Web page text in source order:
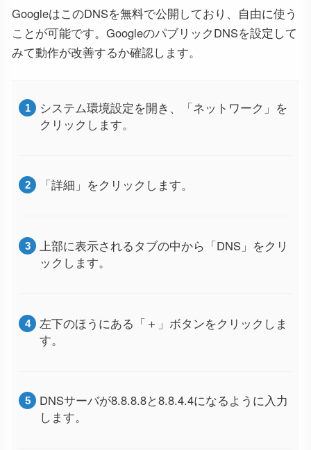
GoogleはこのDNSを無料で公開しており、自由に使う
ことが可能です。GoogleのパブリックDNSを設定して
みて動作が改善するか確認します。
システム環境設定を開き、「ネットワーク」を
クリックします。
「詳細」をクリックします。
上部に表示されるタブの中から「DNS」をクリ
ックします。
左下のほうにある「＋」ボタンをクリックしま
す。
DNSサーバが8.8.8.8と8.8.4.4になるように入力
します。